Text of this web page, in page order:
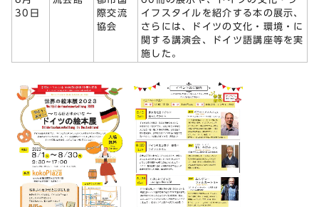
30日
際交流
協会
イフスタイルを紹介する本の展示、
さらには、ドイツの文化・環境・に
関する講演会、ドイツ語講座等を実
施した。